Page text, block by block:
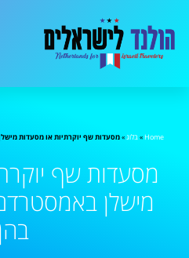
Home
»בלוג»מסעדות שף יוקרתיות או מסעדות
מסעדות שף
מישלן